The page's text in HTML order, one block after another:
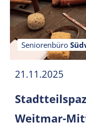
Seniorenbüro
21.11.2025
Weitmar-